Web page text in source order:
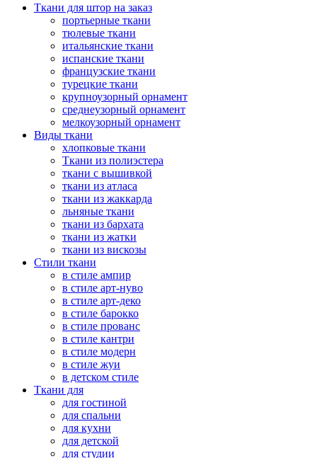
Ткани для штор на заказ
портьерные ткани
тюлевые ткани
итальянские ткани
испанские ткани
французские ткани
турецкие ткани
крупноузорный орнамент
среднеузорный орнамент
мелкоузорный орнамент
Виды ткани
хлопковые ткани
Ткани из полиэстера
ткани с вышивкой
ткани из атласа
ткани из жаккарда
льняные ткани
ткани из бархата
ткани из жатки
ткани из вискозы
Стили ткани
в стиле ампир
в стиле арт-нуво
в стиле арт-деко
в стиле барокко
в стиле прованс
в стиле кантри
в стиле модерн
в стиле жуи
в детском стиле
Ткани для
для гостиной
для спальни
для кухни
для детской
для студии